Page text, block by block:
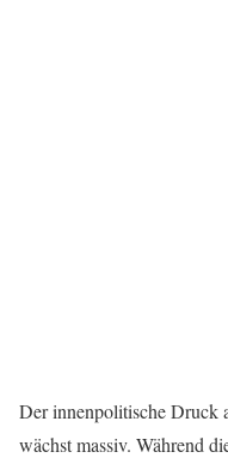
Der innenpolitische Druck
wächst massiv. Während